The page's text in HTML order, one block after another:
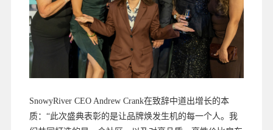
SnowyRiver CEO Andrew Crank在致辞中道出增长的本
质：“此次盛典表彰的是让品牌焕发生机的每一个人。我